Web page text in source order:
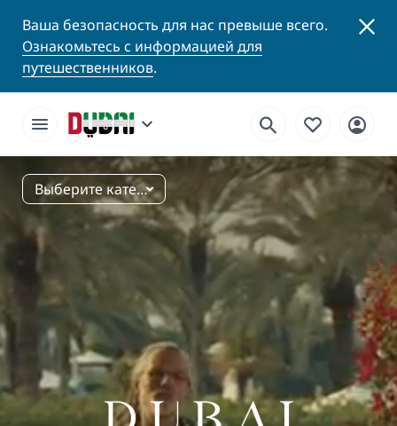
Ваша безопасность для нас превыше всего.
Ознакомьтесь с информацией для
путешественников.
Выберите категорию